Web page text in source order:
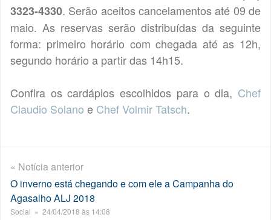
3323-4330. Serão aceitos cancelamentos até 09 de
maio. As reservas serão distribuídas da seguinte
forma: primeiro horário com chegada até as 12h,
segundo horário a partir das 14h15.
Confira os cardápios escolhidos para o dia, Chef
Claudio Solano e Chef Volmir Tatsch.
« Notícia anterior
O inverno está chegando e com ele a Campanha do
Agasalho ALJ 2018
Social » 24/04/2018 às 14:08